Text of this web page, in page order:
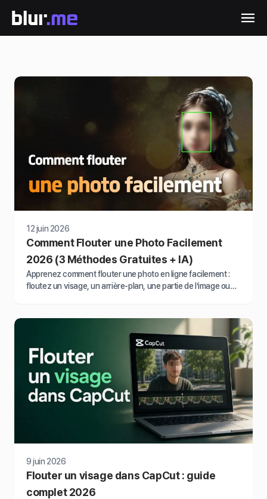
12 juin 2026
Comment Flouter une Photo Facilement
2026 (3 Méthodes Gratuites + IA)
Apprenez comment flouter une photo en ligne facilement :
floutez un visage, un arrière-plan, une partie de l’image ou
9 juin 2026
Flouter un visage dans CapCut : guide
complet 2026